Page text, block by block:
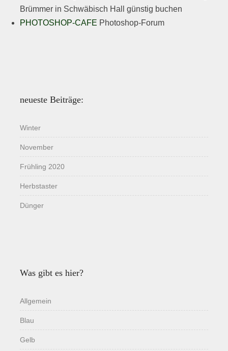
Brümmer in Schwäbisch Hall günstig buchen
PHOTOSHOP-CAFE Photoshop-Forum
neueste Beiträge:
Winter
November
Frühling 2020
Herbstaster
Dünger
Was gibt es hier?
Allgemein
Blau
Gelb